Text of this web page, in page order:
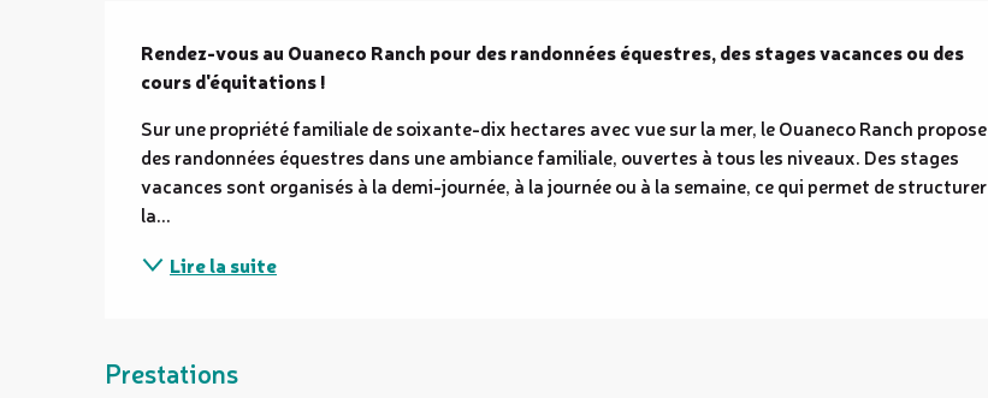
Description
Rendez-vous au Ouaneco Ranch pour des randonnées équestres, des stages vacances ou des
cours d'équitations !
Sur une propriété familiale de soixante-dix hectares avec vue sur la mer, le Ouaneco Ranch propose
des randonnées équestres dans une ambiance familiale, ouvertes à tous les niveaux. Des stages
vacances sont organisés à la demi-journée, à la journée ou à la semaine, ce qui permet de structurer
la...
Lire la suite
Prestations